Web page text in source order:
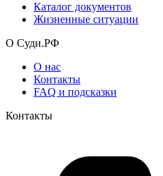
Каталог документов
Жизненные ситуации
О Суди.РФ
О нас
Контакты
FAQ и подсказки
Контакты